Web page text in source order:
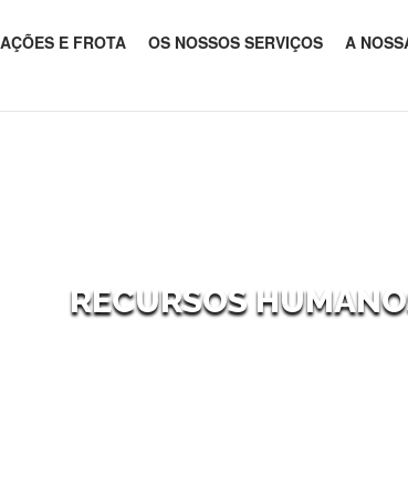
E FROTA OS NOSSOS SERVIÇOS A
RECURSOS